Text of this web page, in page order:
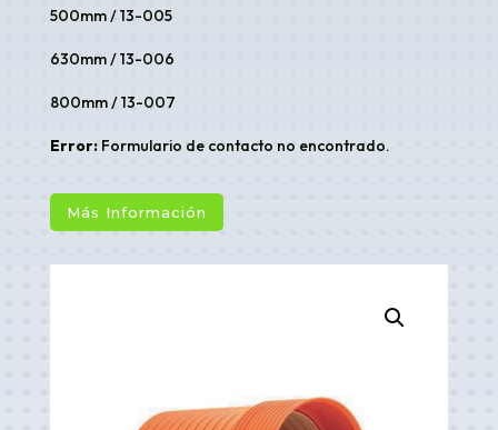
500mm / 13-005
630mm / 13-006
800mm / 13-007
Error:Formulario de contacto no encontrado.
Más Información